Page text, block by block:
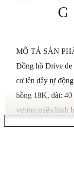
MÔ TẢ SẢN
Đồng hồ Drive de
cơ lên dây tự
hồng 18K, dài: 40
vương miện hình
sapphire. Mặt số